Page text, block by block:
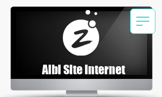
Albi Site Internet